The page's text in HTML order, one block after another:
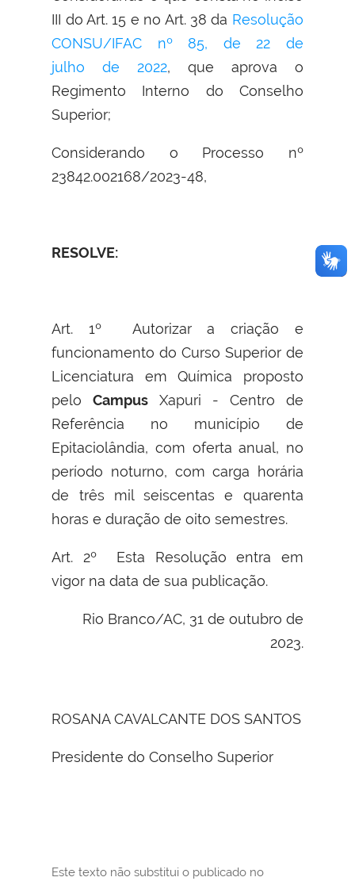
III do Art. 15 e no Art. 38 da Resolução
CONSU/IFAC nº 85, de 22 de
julho de 2022, que aprova o
Regimento Interno do Conselho
Superior;
Considerando o Processo nº
23842.002168/2023-48,
RESOLVE:
Art. 1º Autorizar a criação e
funcionamento do Curso Superior de
Licenciatura em Química proposto
peloCampus Xapuri - Centro de
Referência no município de
Epitaciolândia, com oferta anual, no
período noturno, com carga horária
de três mil seiscentas e quarenta
horas e duração de oito semestres.
Art. 2º Esta Resolução entra em
vigor na data de sua publicação.
Rio Branco/AC, 31 de outubro de
2023.
ROSANA CAVALCANTE DOS SANTOS
Presidente do Conselho Superior
Este texto não substitui o publicado no